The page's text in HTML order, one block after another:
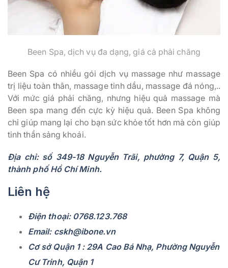
Been Spa, dịch vụ đa dạng, giá cả phải chăng
Been Spa có nhiều gói dịch vụ massage như massage
trị liệu toàn thân, massage tinh dầu, massage đá nóng,..
Với mức giá phải chăng, nhưng hiệu quả massage mà
Been spa mang đến cực kỳ hiệu quả. Been Spa không
chỉ giúp mang lại cho bạn sức khỏe tốt hơn mà còn giúp
tinh thần sảng khoái.
Địa chỉ: số 349-18 Nguyễn Trãi, phường 7, Quận 5,
thành phố Hồ Chí Minh.
Liên hệ
Điện thoại: 0768.123.768
Email: cskh@ibone.vn
Cơ sở Quận 1 : 29A Cao Bá Nhạ, Phường Nguyễn
Cư Trinh, Quận 1